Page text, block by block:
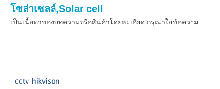
โซล่าเซลล์,Solar cell
เป็นเนื้อหาของบทความหรือสินค้าโดยละเอียด กรุณาใส่ข้อความ …
cctv hikvison